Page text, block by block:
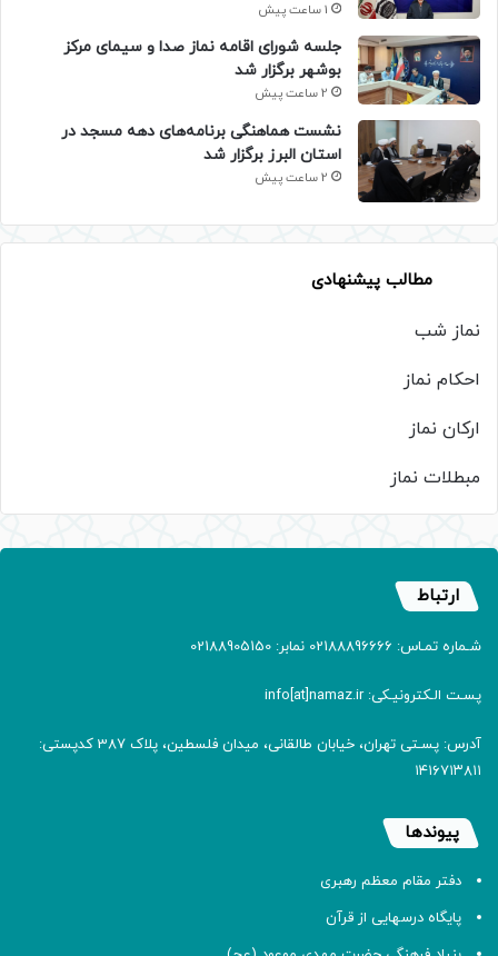
1 ساعت پیش
جلسه شورای اقامه نماز صدا و سیمای مرکز
بوشهر برگزار شد
2 ساعت پیش
نشست هماهنگی برنامه‌های دهه مسجد در
استان البرز برگزار شد
2 ساعت پیش
مطالب پیشنهادی
نماز شب
احکام نماز
ارکان نماز
مبطلات نماز
ارتباط
شـماره تمـاس: 02188896666 نمابر: 02188905150
پسـت الـکترونیـکی: info[at]namaz.ir
آدرس: پسـتی تهران، خیابان طالقانی، میدان فلسطین، پلاک 387 کدپستی:
۱۴۱۶۷۱۳۸۱۱
پیوندها
دفتر مقام معظم رهبری
پایگاه درسهایی از قرآن